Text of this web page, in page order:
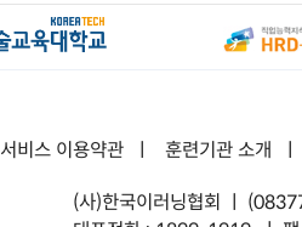
서비스 이용약관 ㅣ 훈련기관 소개 ㅣ
(사)한국이러닝협회 ㅣ